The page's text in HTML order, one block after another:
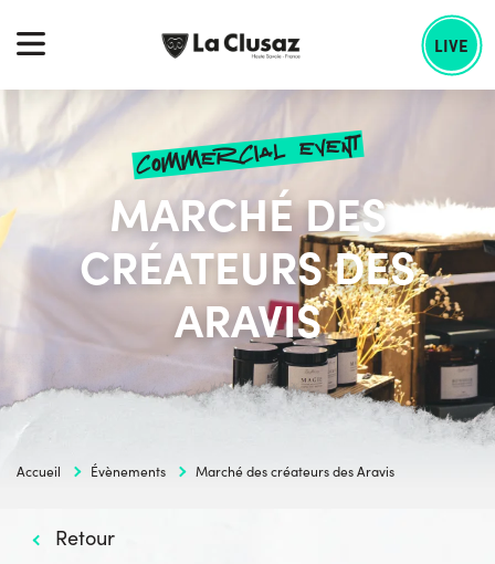
:
content
LIVE
commercial event
MARCHÉ DES
CRÉATEURS DES
ARAVIS
Accueil Évènements Marché des créateurs des Aravis
Retour